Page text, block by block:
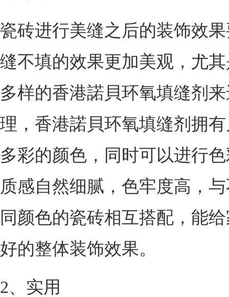
瓷砖进行美缝之后的装饰效
缝不填的效果更加美观，尤
多样的香港諾貝环氧填缝剂
理，香港諾貝环氧填缝剂拥
多彩的颜色，同时可以进行
质感自然细腻，色牢度高，
同颜色的瓷砖相互搭配，能
好的整体装饰效果。
2、实用